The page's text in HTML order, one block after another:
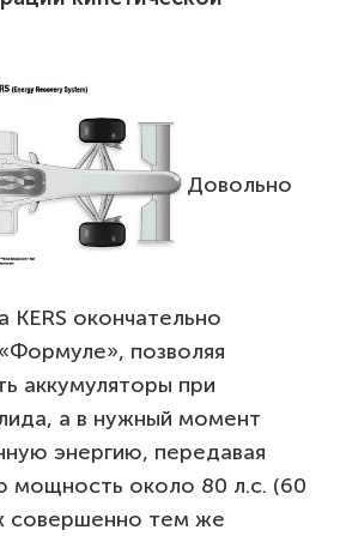
Довольно
KERS окончательно
позволяя
аккумуляторы при
а в нужный момент
энергию, передавая
мощность около 80 л.с. (60
совершенно тем же